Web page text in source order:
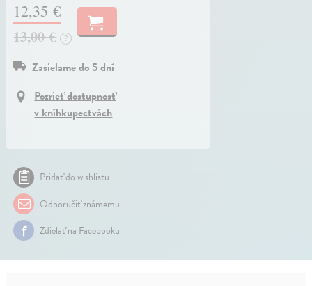
12,35 €
13,00 €
?
Zasielame do 5 dní
Pozrieť dostupnosť
v kníhkupectvách
Pridať do wishlistu
Odporučiť známemu
Zdielať na Facebooku